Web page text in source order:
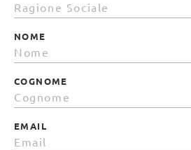
NOME
COGNOME
EMAIL